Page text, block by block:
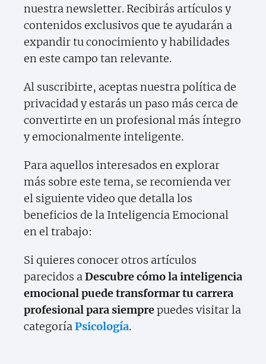
nuestra newsletter. Recibirás artículos y
contenidos exclusivos que te ayudarán a
expandir tu conocimiento y habilidades
en este campo tan relevante.
Al suscribirte, aceptas nuestra política de
privacidad y estarás un paso más cerca de
convertirte en un profesional más íntegro
y emocionalmente inteligente.
Para aquellos interesados en explorar
más sobre este tema, se recomienda ver
el siguiente video que detalla los
beneficios de la Inteligencia Emocional
en el trabajo:
Si quieres conocer otros artículos
parecidos aDescubre cómo la inteligencia
emocional puede transformar tu carrera
profesional para siemprepuedes visitar la
categoríaPsicología.